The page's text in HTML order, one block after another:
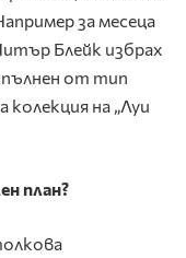
за месеца
Блейк избрах
от тип
колекция на „Луи
план?